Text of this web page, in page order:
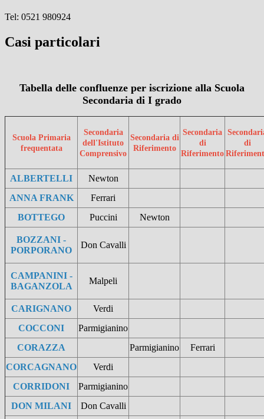
Tel: 0521 980924
Casi particolari
Tabella delle confluenze per iscrizione alla Scuola
Secondaria di I grado
Scuola Primaria
frequentata
Secondaria
dell'Istituto
Comprensivo
Secondaria di
Riferimento
Secondaria
di
Riferimento
di
ALBERTELLI
Newton
ANNA FRANK
Ferrari
BOTTEGO
Puccini Newton
BOZZANI -
PORPORANO
Don Cavalli
CAMPANINI -
BAGANZOLA
Malpeli
CARIGNANO
Verdi
COCCONI
Parmigianino
CORAZZA
Parmigianino
Ferrari
CORCAGNANO
Verdi
CORRIDONI
Parmigianino
DON MILANI
Don Cavalli